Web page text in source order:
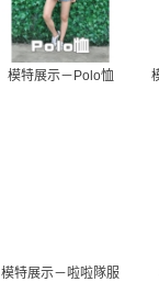
模特展示－Polo恤
模特展示－啦啦隊服